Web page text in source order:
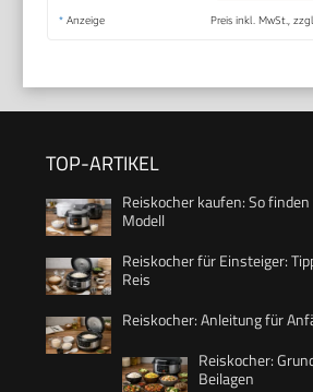
* Anzeige Preis inkl. MwSt.,
TOP-ARTIKEL
Reiskocher kaufen: So finden
Modell
Reiskocher für Einsteiger:
Reis
Reiskocher: Anleitung für
Reiskocher:
Beilagen